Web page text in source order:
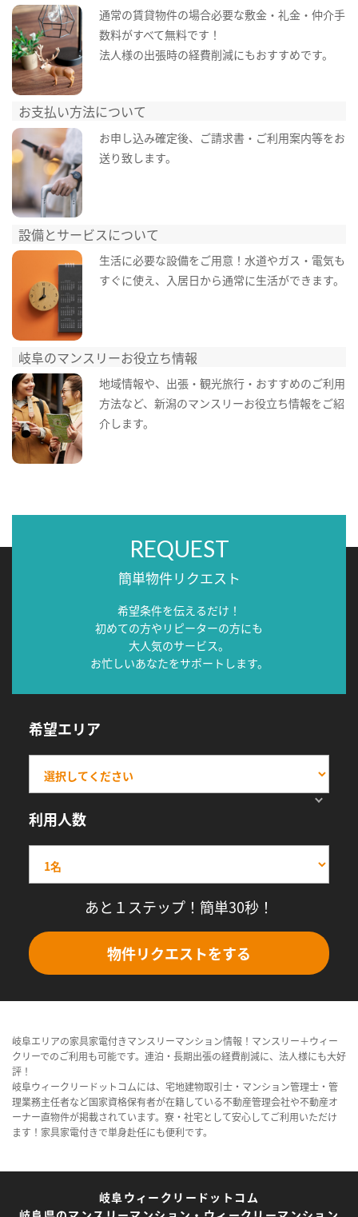
通常の賃貸物件の場合必要な敷金・礼金・仲介手
数料がすべて無料です！
法人様の出張時の経費削減にもおすすめです。
お支払い方法について
お申し込み確定後、ご請求書・ご利用案内等をお
送り致します。
設備とサービスについて
生活に必要な設備をご用意！水道やガス・電気も
すぐに使え、入居日から通常に生活ができます。
岐阜のマンスリーお役立ち情報
地域情報や、出張・観光旅行・おすすめのご利用
方法など、新潟のマンスリーお役立ち情報をご紹
介します。
REQUEST
簡単物件リクエスト
希望条件を伝えるだけ！
初めての方やリピーターの方にも
大人気のサービス。
お忙しいあなたをサポートします。
希望エリア
利用人数
あと１ステップ！簡単30秒！
物件リクエストをする
岐阜エリアの家具家電付きマンスリーマンション情報！マンスリー＋ウィー
クリーでのご利用も可能です。連泊・長期出張の経費削減に、法人様にも大好
評！
岐阜ウィークリードットコムには、宅地建物取引士・マンション管理士・管
理業務主任者など国家資格保有者が在籍している不動産管理会社や不動産オ
ーナー直物件が掲載されています。寮・社宅として安心してご利用いただけ
ます！家具家電付きで単身赴任にも便利です。
岐阜ウィークリードットコム